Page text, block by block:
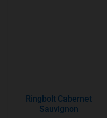
Ringbolt Cabernet
Sauvignon